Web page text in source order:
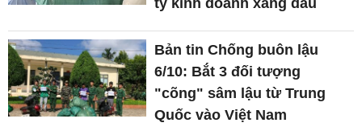
Bản tin Chống buôn lậu
6/10: Bắt 3 đối tượng
"cõng" sâm lậu từ Trung
Quốc vào Việt Nam